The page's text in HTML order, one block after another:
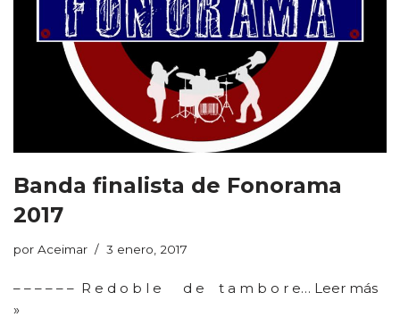
Banda finalista de Fonorama
2017
por Aceimar 3 enero, 2017
– – – – – – R e d o b l e d e t a m b o r e… Leer más
»